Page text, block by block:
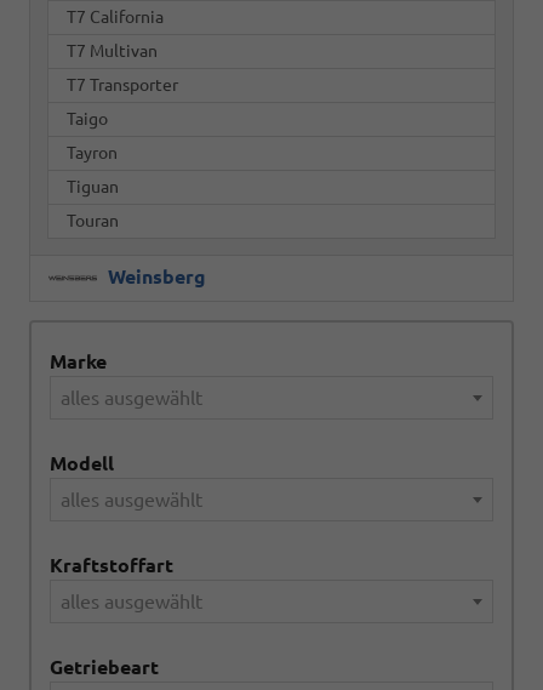
T7 California
T7 Multivan
T7 Transporter
Taigo
Tayron
Tiguan
Touran
Weinsberg
Marke
alles ausgewählt
Modell
alles ausgewählt
Kraftstoffart
alles ausgewählt
Getriebeart